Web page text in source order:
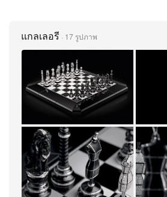
แคปซูลเอ็กซ์คลูซีฟที่อุทิศให้กับมรด
“Coco” Chanel
ไฮไลต์สูงสุดของคอลเล็กชันต้องยกใ
CHESSBOARD” มาสเตอร์พีซที่มีเ
หมากรุกสุดตระการตานี้มาพร้อมฐา
กระดานเซรามิกตารางสีดำสลับขา
ระยับจับตา ตัวหมากทั้ง 32 ชิ้นออก
ไอคอนิกของ Maison ตั้งแต่เสา
ราชสีห์ โดยตัวหมากทรงอำนาจที่สุด
แกลเลอรี · 17 รูปภาพ